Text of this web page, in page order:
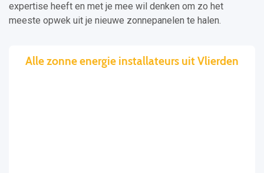
expertise heeft en met je mee wil denken om zo het
meeste opwek uit je nieuwe zonnepanelen te halen.
Alle zonne energie installateurs uit Vlierden